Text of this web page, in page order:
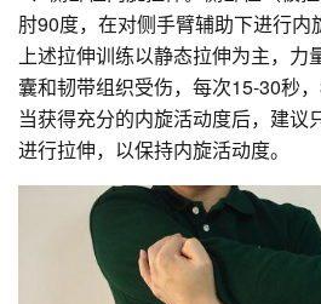
肘90度，在对侧手臂辅助下进行内
上述拉伸训练以静态拉伸为主，力
囊和韧带组织受伤，每次15-30秒
当获得充分的内旋活动度后，建议
进行拉伸，以保持内旋活动度。